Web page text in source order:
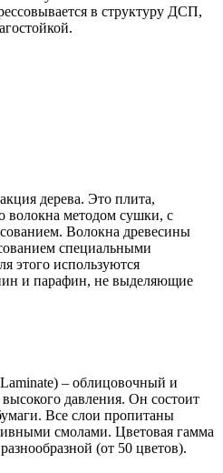
в структуру ДСП,
дерева. Это плита,
волокна методом сушки, с
Волокна древесины
специальными
этого используются
и парафин, не выделяющие
– облицовочный и
давления. Он состоит
Все слои пропитаны
смолами. Цветовая гамма
(от 50 цветов).